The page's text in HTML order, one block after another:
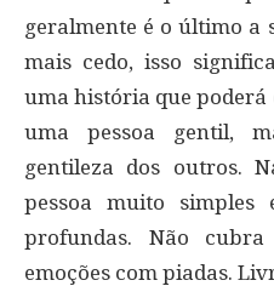
geralmente é o último a
mais cedo, isso
uma história que poderá
uma pessoa gentil,
gentileza dos outros.
pessoa muito simples
profundas. Não
emoções com piadas.